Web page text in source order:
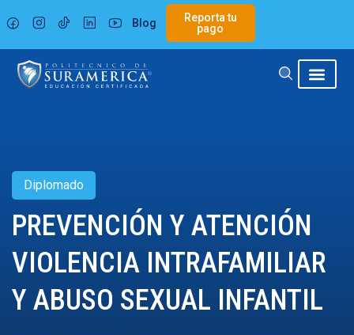
al
contenido
Blog
Reporta tu
pago
Diplomado
PREVENCIÓN Y ATENCIÓN
VIOLENCIA INTRAFAMILIAR
Y ABUSO SEXUAL INFANTIL